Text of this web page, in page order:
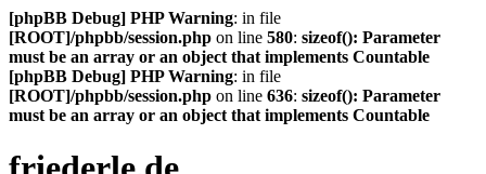
[phpBB Debug] PHP Warning: in file
[ROOT]/phpbb/session.php on line 580: sizeof(): Parameter
must be an array or an object that implements Countable
[phpBB Debug] PHP Warning: in file
[ROOT]/phpbb/session.php on line 636: sizeof(): Parameter
must be an array or an object that implements Countable